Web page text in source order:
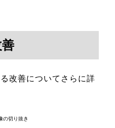
改善についてさらに詳